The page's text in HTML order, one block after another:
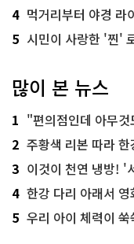
4 먹거리부터 야경
5 시민이 사랑한 '찐' 로
많이 본 뉴스
1 "편의점인데 아무것도
2 주황색 리본 따라 한강
3 이것이 천연 냉방! '
4 한강 다리 아래서
5 우리 아이 체력이